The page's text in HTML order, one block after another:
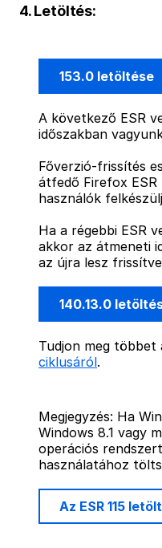
4. Letöltés:
153.0 letöltése
A következő ESR
időszakban
Főverzió-frissítés
átfedő Firefox ESR
használók
Ha a régebbi ESR
akkor az átmeneti
az újra lesz
140.13.0
Tudjon meg többet
ciklusáról.
Megjegyzés: Ha
Windows 8.1 vagy
operációs
használatához
Az ESR 115